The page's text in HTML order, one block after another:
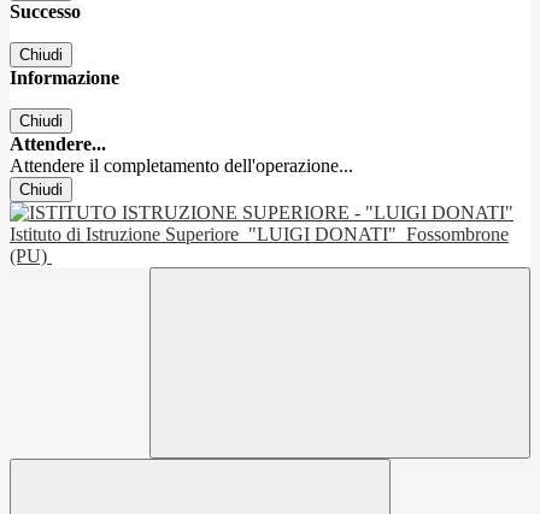
Successo
Chiudi
Informazione
Chiudi
Attendere...
Attendere il completamento dell'operazione...
Chiudi
Istituto di Istruzione Superiore "LUIGI DONATI" Fossombrone
(PU)